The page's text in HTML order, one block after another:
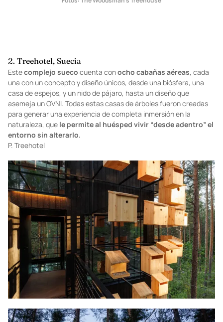
2. Treehotel, Suecia
Estecomplejo sueco cuenta conocho cabañas aéreas, cada
una con un concepto y diseño únicos, desde una biósfera, una
casa de espejos, y un nido de pájaro, hasta un diseño que
asemeja un OVNI. Todas estas casas de árboles fueron creadas
para generar una experiencia de completa inmersión en la
naturaleza, que le permite al huésped vivir “desde adentro” el
entorno sin alterarlo.
P. Treehotel